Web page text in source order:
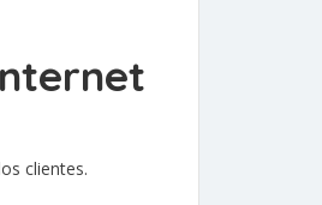
clientes.